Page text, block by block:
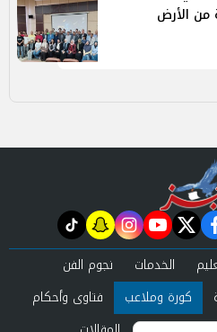
من الأرض
facebook
twitter
youtube
instagram
snapchat
tiktok
الخدمات
نجوم الفن
كورة وملاعب
فتاوى وأحكام